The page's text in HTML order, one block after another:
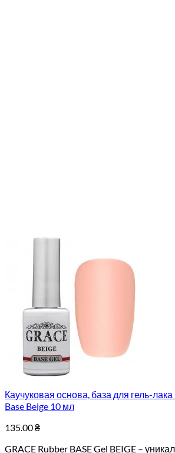
Каучуковая основа, база для гель-
Base Beige 10 мл
135.00₴
GRACE Rubber BASE Gel BEIGE –